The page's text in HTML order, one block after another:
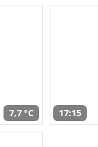
7,7 °C 17:15